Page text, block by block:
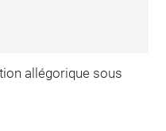
allégorique sous